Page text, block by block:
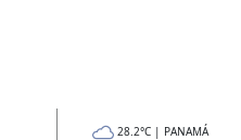
28.2°C | PANAMÁ